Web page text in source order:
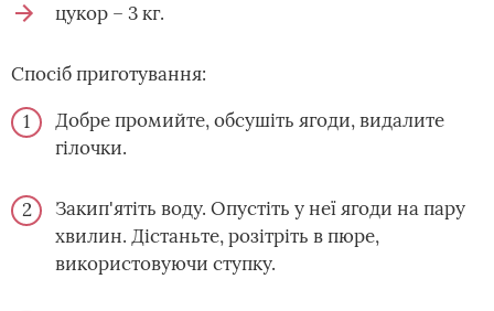
цукор – 3 кг.
Спосіб приготування:
Добре промийте, обсушіть ягоди, видалите
гілочки.
Закип'ятіть воду. Опустіть у неї ягоди на пару
хвилин. Дістаньте, розітріть в пюре,
використовуючи ступку.